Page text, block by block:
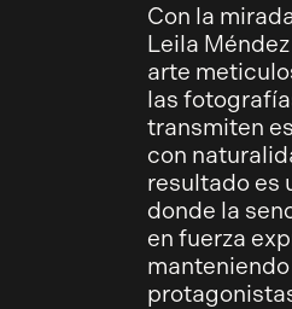
Con la
Leila
arte
las
transmiten
con
resultado es
donde la
en fuerza